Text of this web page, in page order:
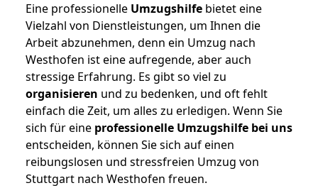
Eine professionelle Umzugshilfe bietet eine
Vielzahl von Dienstleistungen, um Ihnen die
Arbeit abzunehmen, denn ein Umzug nach
Westhofen ist eine aufregende, aber auch
stressige Erfahrung. Es gibt so viel zu
organisieren und zu bedenken, und oft fehlt
einfach die Zeit, um alles zu erledigen. Wenn Sie
sich für eine professionelle Umzugshilfe bei uns
entscheiden, können Sie sich auf einen
reibungslosen und stressfreien Umzug von
Stuttgart nach Westhofen freuen.